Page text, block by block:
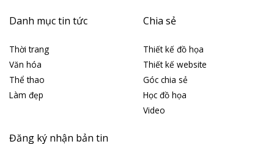
Danh mục tin tức
Thời trang
Văn hóa
Thể thao
Làm đẹp
Chia sẻ
Thiết kế đồ họa
Thiết kế website
Góc chia sẻ
Học đồ họa
Video
Đăng ký nhận bản tin